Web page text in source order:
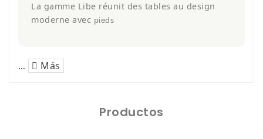
Chaises
Manger
La gamme Libe réunit des tables au design
moderne avec pieds
… Más
Productos